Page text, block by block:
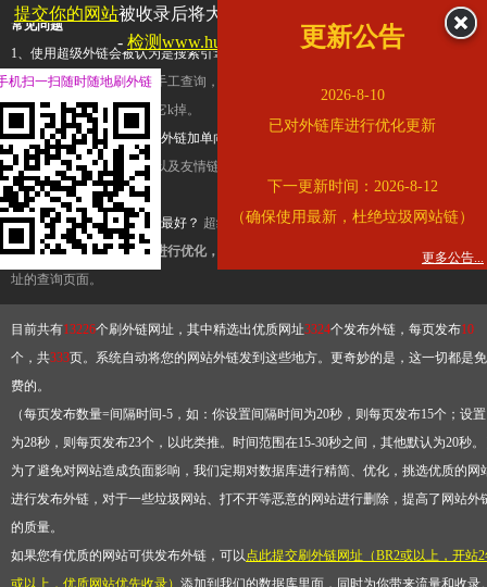
常见问题
1、使用超级外链会被认为是搜索引擎优化作弊吗？ 超级外链只是一个简便而集成
查询工具，模拟的是正常手工查询，不是作弊。如果是作弊，那您可以使用超级外
推广竞争对手的网址，让它k掉。
2、网站优化单纯依靠超级外链加单向链接可行吗？
链，需要结合普通的外链以及友情链接，您可以到站长论坛发布外链，到友情链接
台交换友情链接。
3、如何使用超级外链效果最好？ 超级外链不同于普通的外链，它是动态的链接，
有频繁使用超级外链工具进行优化，才能获得稳定的外链
，最终使搜索引擎收录带
址的查询页面。
目前共有13226个刷外链网址，其中精选出优质网址3324个发布外链，每页发布10
个，共333页。系统自动将您的网站外链发到这些地方。更奇妙的是，这一切都是免
费的。
（每页发布数量=间隔时间-5，如：你设置间隔时间为20秒，则每页发布15个；设置
为28秒，则每页发布23个，以此类推。时间范围在15-30秒之间，其他默认为20秒
为了避免对网站造成负面影响，我们定期对数据库进行精简、优化，挑选优质的网
进行发布外链，对于一些垃圾网站、打不开等恶意的网站进行删除，提高了网站外
的质量。
如果您有优质的网站可供发布外链，可以点此提交刷外链网址（BR2或以上，开站
或以上，优质网站优先收录） 添加到我们的数据库里面，同时为你带来流量和收录
提交你的网站被收录后将大幅提升流量和外链，
查看展示页面
- 检测www.hujiang.com是否收录
更新公告
2026-8-10
已对外链库进行优化更新
下一更新时间：2026-8-12
（确保使用最新，杜绝垃圾网站链）
更多公告...
机扫一扫随时随地刷外链